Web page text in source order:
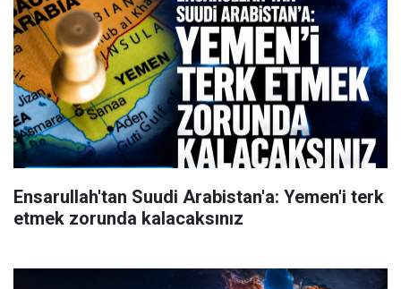
Ensarullah'tan Suudi Arabistan'a: Yemen'i terk
etmek zorunda kalacaksınız